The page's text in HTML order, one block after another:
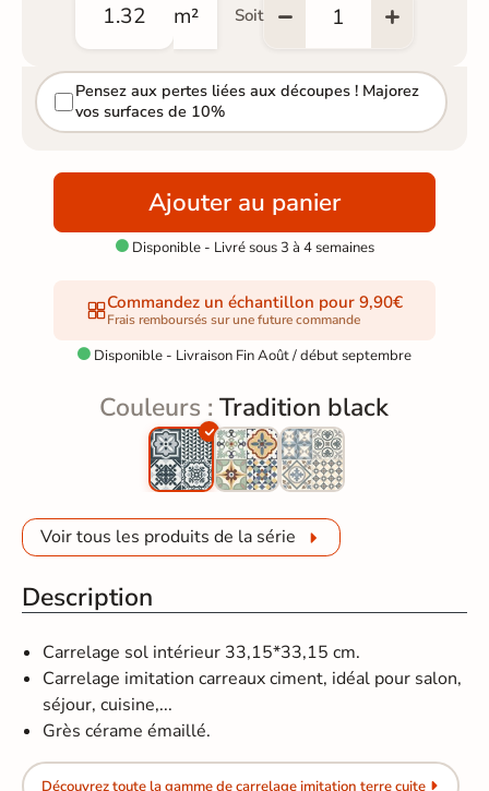
m² Soit
Pensez aux pertes liées aux découpes ! Majorez
vos surfaces de 10%
Ajouter au panier
Disponible - Livré sous 3 à 4 semaines
Commandez un échantillon pour 9,90€
Frais remboursés sur une future commande
 Disponible - Livraison Fin Août / début septembre
Couleurs :Tradition black
Voir tous les produits de la série
Description
Carrelage sol intérieur 33,15*33,15 cm.
Carrelage imitation carreaux ciment, idéal pour salon,
séjour, cuisine,...
Grès cérame émaillé.
Découvrez toute la gamme de carrelage imitation terre cuite